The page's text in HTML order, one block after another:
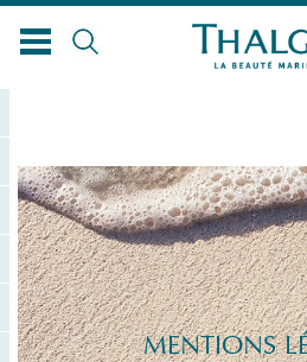
MENTIONS